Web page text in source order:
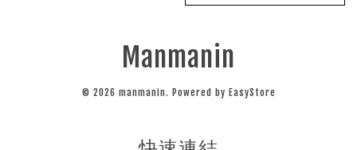
Manmanin
© 2026 manmanin. Powered by EasyStore